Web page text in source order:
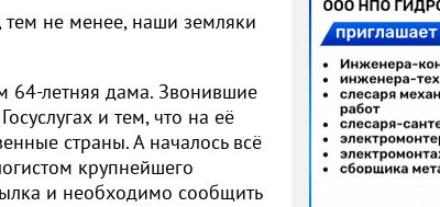
не менее, наши земляки
64-летняя дама. Звонившие
и тем, что на её
страны. А началось всё
крупнейшего
и необходимо сообщить